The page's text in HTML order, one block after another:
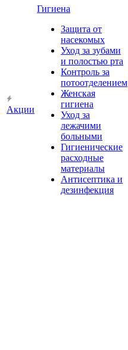
Акции
Гигиена
Защита от
насекомых
Уход за зубами
и полостью рта
Контроль за
потоотделением
Женская
гигиена
Уход за
лежачими
больными
Гигиенические
расходные
материалы
Антисептика и
дезинфекция